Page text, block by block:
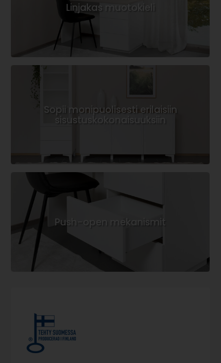
Linjakas muotokieli
Sopii monipuolisesti erilaisiin
sisustuskokonaisuuksiin
Push-open mekanismit